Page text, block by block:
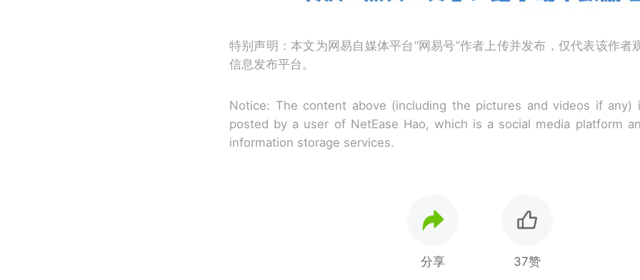
特别声明：本文为网易自媒体平台“网易号”作者上传并发布，仅代表该作者
信息发布平台。
Notice: The content above (including the pictures and videos if any)
posted by a user of NetEase Hao, which is a social media platform
information storage services.
分享 37赞